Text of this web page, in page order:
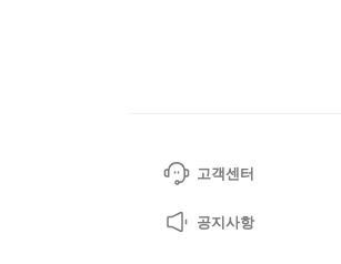
고객센터
공지사항